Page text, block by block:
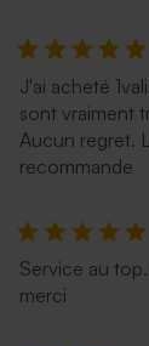
J'ai acheté
sont vraiment
Aucun regret.
recommande
Service au
merci